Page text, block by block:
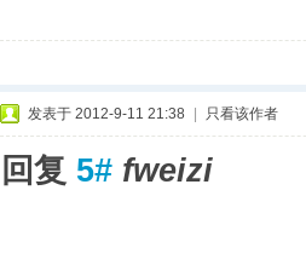
发表于 2012-9-11 21:38 只看该作者
回复 5# fweizi